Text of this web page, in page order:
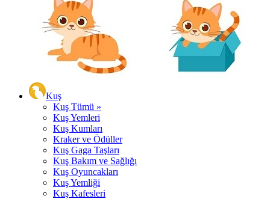
Kuş
Kuş Tümü »
Kuş Yemleri
Kuş Kumları
Kraker ve Ödüller
Kuş Gaga Taşları
Kuş Bakım ve Sağlığı
Kuş Oyuncakları
Kuş Yemliği
Kuş Kafesleri